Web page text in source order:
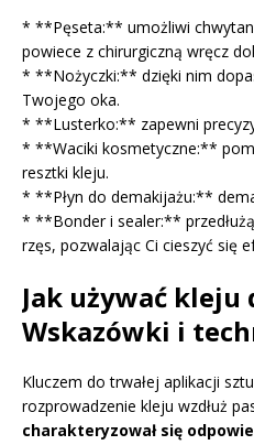
* **Pęseta:** umożliwi
powiece z chirurgiczną wręcz
* **Nożyczki:** dzięki nim
Twojego oka.
* **Lusterko:** zapewni
* **Waciki kosmetyczne:**
resztki kleju.
* **Płyn do demakijażu:**
* **Bonder i sealer:**
rzęs, pozwalając Ci cieszyć się
Jak używać kleju
Wskazówki i
Kluczem do trwałej aplikacji
rozprowadzenie kleju wzdłuż
charakteryzował się